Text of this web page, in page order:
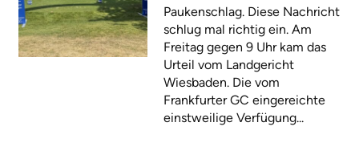
Paukenschlag. Diese Nachricht
schlug mal richtig ein. Am
Freitag gegen 9 Uhr kam das
Urteil vom Landgericht
Wiesbaden. Die vom
Frankfurter GC eingereichte
einstweilige Verfügung...